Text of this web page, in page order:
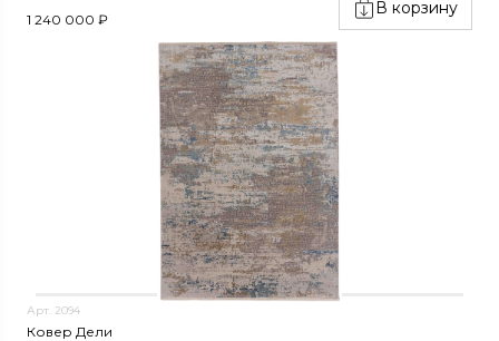
1 240 000 ₽
В корзину
Арт. 2094
Ковер Дели